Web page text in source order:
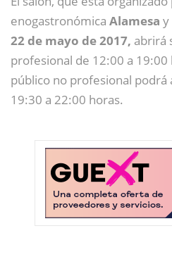
enogastronómica Alamesa y
22 de mayo de 2017, abrirá
profesional de 12:00 a
público no profesional podrá
19:30 a 22:00 horas.